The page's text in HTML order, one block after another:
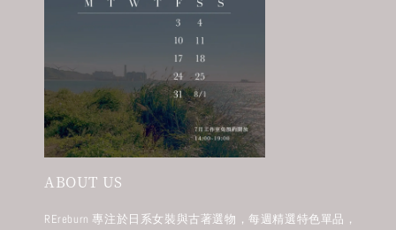
ABOUT US
REreburn 專注於日系女裝與古著選物，每週精選特色單品，